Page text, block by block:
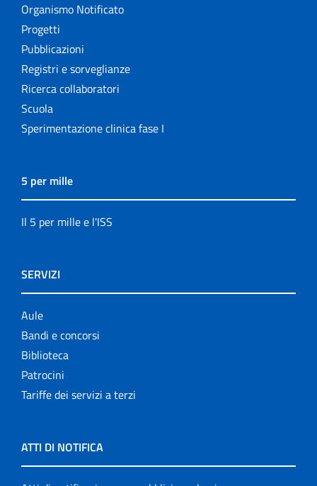
Organismo Notificato
Progetti
Pubblicazioni
Registri e sorveglianze
Ricerca collaboratori
Scuola
Sperimentazione clinica fase I
5 per mille
Il 5 per mille e l'ISS
SERVIZI
Aule
Bandi e concorsi
Biblioteca
Patrocini
Tariffe dei servizi a terzi
ATTI DI NOTIFICA